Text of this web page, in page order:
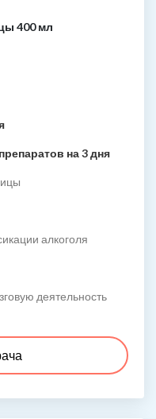
400 мл
на 3 дня
алкоголя
деятельность